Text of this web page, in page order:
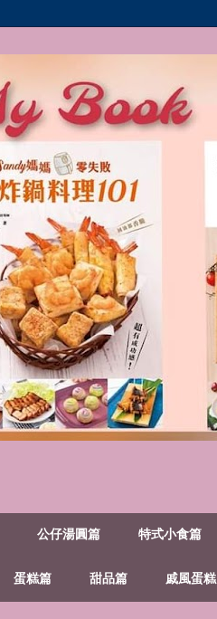
公仔湯圓篇 特式小食篇
蛋糕篇 甜品篇 戚風蛋糕